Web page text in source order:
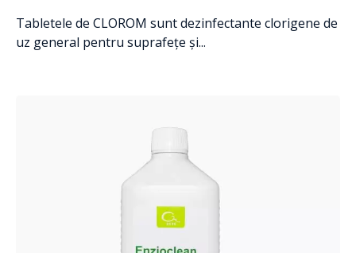
Tabletele de CLOROM sunt dezinfectante clorigene de
uz general pentru suprafețe și...